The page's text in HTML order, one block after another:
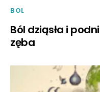
BOL
Ból dziąsła i
zęba